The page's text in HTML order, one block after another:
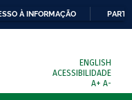
À INFORMAÇÃO
ENGLISH
ACESSIBILIDADE
A+ A-